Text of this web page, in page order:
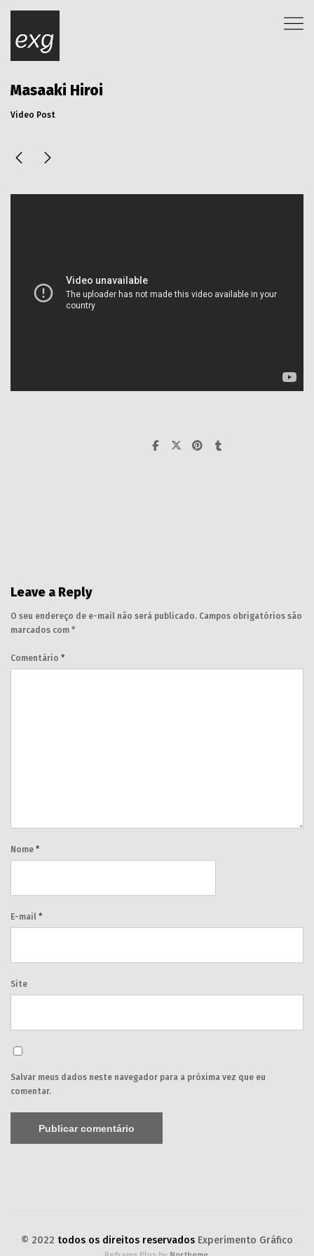
Masaaki Hiroi
Video Post
Leave a Reply
O seu endereço de e-mail não será publicado. Campos obrigatórios são
marcados com *
Comentário *
Nome *
E-mail *
Site
Salvar meus dados neste navegador para a próxima vez que eu
comentar.
© 2022 todos os direitos reservados Experimento Gráfico